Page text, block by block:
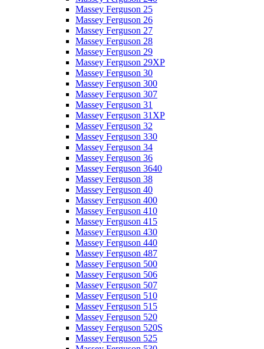
Massey Ferguson 25
Massey Ferguson 26
Massey Ferguson 27
Massey Ferguson 28
Massey Ferguson 29
Massey Ferguson 29XP
Massey Ferguson 30
Massey Ferguson 300
Massey Ferguson 307
Massey Ferguson 31
Massey Ferguson 31XP
Massey Ferguson 32
Massey Ferguson 330
Massey Ferguson 34
Massey Ferguson 36
Massey Ferguson 3640
Massey Ferguson 38
Massey Ferguson 40
Massey Ferguson 400
Massey Ferguson 410
Massey Ferguson 415
Massey Ferguson 430
Massey Ferguson 440
Massey Ferguson 487
Massey Ferguson 500
Massey Ferguson 506
Massey Ferguson 507
Massey Ferguson 510
Massey Ferguson 515
Massey Ferguson 520
Massey Ferguson 520S
Massey Ferguson 525